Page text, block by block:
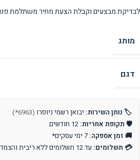
לבדיקת מבצעים וקבלת הצעת מחיר משתלמת פנו
מותג
דגם
🏷️ נותן השירות: יבואן רשמי ניופרו (6963*)
🛡️ תקופת אחריות:
🚚 זמן אספקה:
💳 תשלומים: עד 12 תשלומים ללא ריבית והצמדה